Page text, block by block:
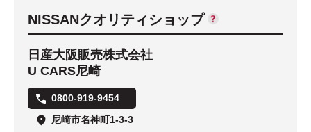
NISSANクオリティショップ
日産大阪販売株式会社
U CARS尼崎
0800-919-9454
尼崎市名神町1-3-3